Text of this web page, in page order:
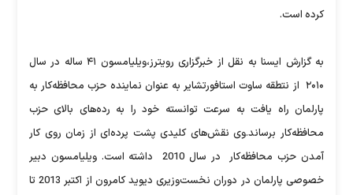
کرده است.
به گزارش ایسنا به نقل از خبرگزاری رویترز،ویلیامسون ۴۱ ساله در سال
۲۰۱۰ از نتطقه ساوت استافورتشایر به عنوان نماینده حزب محافظه‌کار به
پارلمان راه یافت به سرعت توانسته خود را به رده‌های بالای حزب
محافظه‌کار برساند.وی نقش‌های کلیدی پشت پرده‌ای از زمان روی کار
آمدن حزب محافظه‌کار در سال 2010 داشته است. ویلیامسون دبیر
خصوصی پارلمان در دوران نخست‌وزیری دیوید کامرون از اکتبر 2013 تا